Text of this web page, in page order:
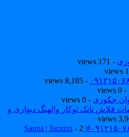
- 171 views
- 8,185 views
جکوزی - 0 views
تانک توکار والهنگ دیواری و
- 2